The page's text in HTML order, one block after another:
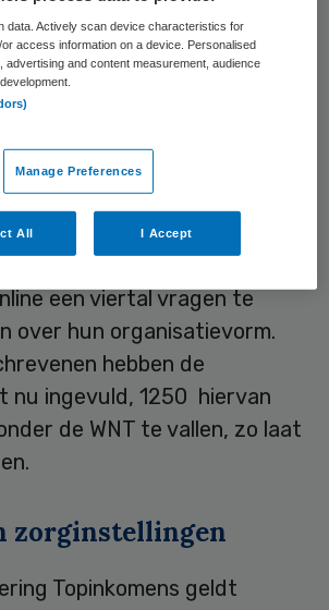
beroepsbeoefenaars werd
bevraagd door het CIBG.
bleek inderdaad
het CIBG.
registerorganisatie en
het ministerie van VWS,
duizend vrijgevestigde
een viertal vragen te
over hun organisatievorm.
hebben de
nu ingevuld, 1250 hiervan
de WNT te vallen, zo laat
zorginstellingen
Topinkomens geldt
data. Actively scan device characteristics for
access information on a device. Personalised
advertising and content measurement, audience
Manage Preferences
All I Accept